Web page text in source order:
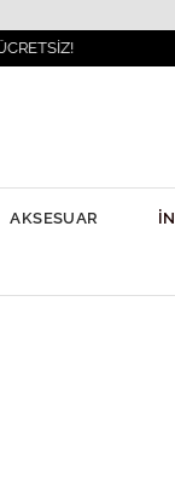
AKSESUAR